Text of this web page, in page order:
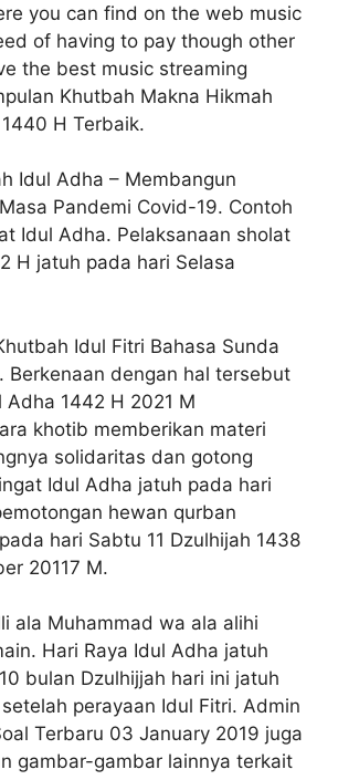
you can find on the web music
of having to pay though other
the best music streaming
Khutbah Makna Hikmah
H Terbaik.
Idul Adha – Membangun
Pandemi Covid-19. Contoh
Idul Adha. Pelaksanaan sholat
H jatuh pada hari Selasa
Idul Fitri Bahasa Sunda
Berkenaan dengan hal tersebut
Adha 1442 H 2021 M
khotib memberikan materi
solidaritas dan gotong
Idul Adha jatuh pada hari
hewan qurban
hari Sabtu 11 Dzulhijah 1438
20117 M.
ala Muhammad wa ala alihi
Hari Raya Idul Adha jatuh
bulan Dzulhijjah hari ini jatuh
perayaan Idul Fitri. Admin
Terbaru 03 January 2019 juga
gambar-gambar lainnya terkait